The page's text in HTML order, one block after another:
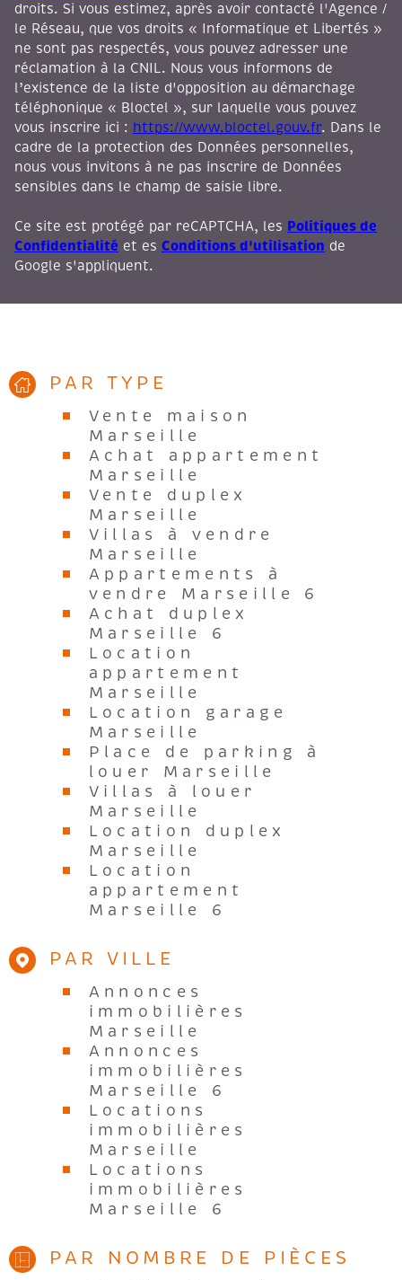
droits. Si vous estimez, après avoir contacté l'Agence /
le Réseau, que vos droits « Informatique et Libertés »
ne sont pas respectés, vous pouvez adresser une
réclamation à la CNIL. Nous vous informons de
l’existence de la liste d'opposition au démarchage
téléphonique « Bloctel », sur laquelle vous pouvez
vous inscrire ici : https://www.bloctel.gouv.fr. Dans le
cadre de la protection des Données personnelles,
nous vous invitons à ne pas inscrire de Données
sensibles dans le champ de saisie libre.
Ce site est protégé par reCAPTCHA, les Politiques de
Confidentialité et es Conditions d'utilisation de
Google s'appliquent.
PAR TYPE
Vente maison
Marseille
Achat appartement
Marseille
Vente duplex
Marseille
Villas à vendre
Marseille
Appartements à
vendre Marseille 6
Achat duplex
Marseille 6
Location
appartement
Marseille
Location garage
Marseille
Place de parking à
louer Marseille
Villas à louer
Marseille
Location duplex
Marseille
Location
appartement
Marseille 6
PAR VILLE
Annonces
immobilières
Marseille
Annonces
immobilières
Marseille 6
Locations
immobilières
Marseille
Locations
immobilières
Marseille 6
PAR NOMBRE DE PIÈCES